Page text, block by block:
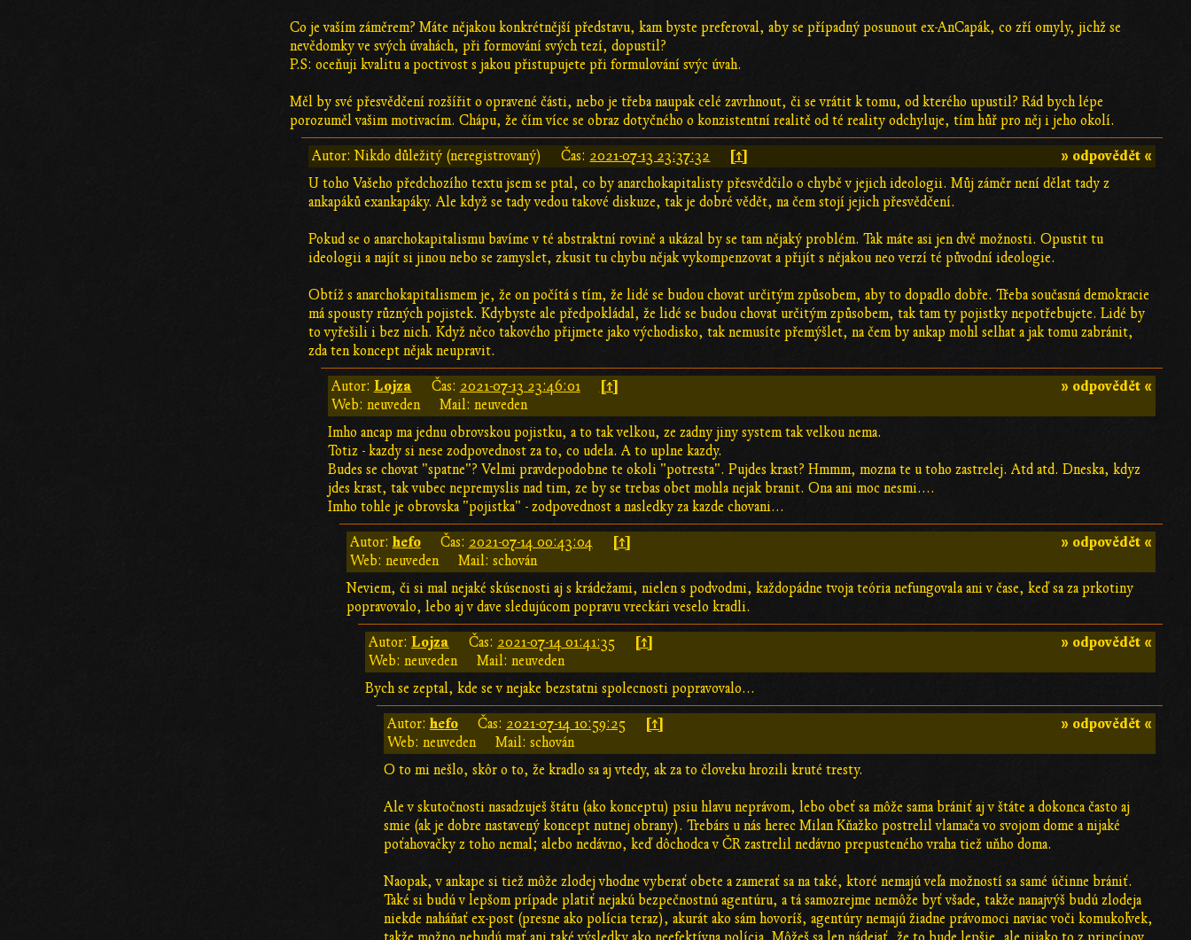
Co je vaším záměrem? Máte nějakou konkrétnější představu, kam byste preferoval, aby se případný posunout ex-AnCapák, co zří omyly, jichž se
nevědomky ve svých úvahách, při formování svých tezí, dopustil?
P.S: oceňuji kvalitu a poctivost s jakou přistupujete při formulování svýc úvah.
Měl by své přesvědčení rozšířit o opravené části, nebo je třeba naupak celé zavrhnout, či se vrátit k tomu, od kterého upustil? Rád bych lépe
porozuměl vašim motivacím. Chápu, že čím více se obraz dotyčného o konzistentní realitě od té reality odchyluje, tím hůř pro něj i jeho okolí.
» odpovědět «
Autor: Nikdo důležitý (neregistrovaný) Čas: 2021-07-13 23:37:32 [↑]
U toho Vašeho předchozího textu jsem se ptal, co by anarchokapitalisty přesvědčilo o chybě v jejich ideologii. Můj záměr není dělat tady z
ankapáků exankapáky. Ale když se tady vedou takové diskuze, tak je dobré vědět, na čem stojí jejich přesvědčení.
Pokud se o anarchokapitalismu bavíme v té abstraktní rovině a ukázal by se tam nějaký problém. Tak máte asi jen dvě možnosti. Opustit tu
ideologii a najít si jinou nebo se zamyslet, zkusit tu chybu nějak vykompenzovat a přijít s nějakou neo verzí té původní ideologie.
Obtíž s anarchokapitalismem je, že on počítá s tím, že lidé se budou chovat určitým způsobem, aby to dopadlo dobře. Třeba současná demokracie
má spousty různých pojistek. Kdybyste ale předpokládal, že lidé se budou chovat určitým způsobem, tak tam ty pojistky nepotřebujete. Lidé by
to vyřešili i bez nich. Když něco takového přijmete jako východisko, tak nemusíte přemýšlet, na čem by ankap mohl selhat a jak tomu zabránit,
zda ten koncept nějak neupravit.
» odpovědět «
Autor: Lojza Čas: 2021-07-13 23:46:01 [↑]
Web: neuveden
Mail: neuveden
Imho ancap ma jednu obrovskou pojistku, a to tak velkou, ze zadny jiny system tak velkou nema.
Totiz - kazdy si nese zodpovednost za to, co udela. A to uplne kazdy.
Budes se chovat "spatne"? Velmi pravdepodobne te okoli "potresta". Pujdes krast? Hmmm, mozna te u toho zastrelej. Atd atd. Dneska, kdyz
jdes krast, tak vubec nepremyslis nad tim, ze by se trebas obet mohla nejak branit. Ona ani moc nesmi....
Imho tohle je obrovska "pojistka" - zodpovednost a nasledky za kazde chovani...
» odpovědět «
Autor:hefo Čas: 2021-07-14 00:43:04 [↑]
Web: neuveden
Mail: schován
Neviem, či si mal nejaké skúsenosti aj s krádežami, nielen s podvodmi, každopádne tvoja teória nefungovala ani v čase, keď sa za prkotiny
popravovalo, lebo aj v dave sledujúcom popravu vreckári veselo kradli.
» odpovědět «
Autor: Lojza Čas: 2021-07-14 01:41:35 [↑]
Web: neuveden
Mail: neuveden
Bych se zeptal, kde se v nejake bezstatni spolecnosti popravovalo...
» odpovědět «
Autor:hefo Čas: 2021-07-14 10:59:25 [↑]
Web: neuveden
Mail: schován
O to mi nešlo, skôr o to, že kradlo sa aj vtedy, ak za to človeku hrozili kruté tresty.
Ale v skutočnosti nasadzuješ štátu (ako konceptu) psiu hlavu neprávom, lebo obeť sa môže sama brániť aj v štáte a dokonca často aj
smie (ak je dobre nastavený koncept nutnej obrany). Trebárs u nás herec Milan Kňažko postrelil vlamača vo svojom dome a nijaké
poťahovačky z toho nemal; alebo nedávno, keď dôchodca v ČR zastrelil nedávno prepusteného vraha tiež uňho doma.
Naopak, v ankape si tiež môže zlodej vhodne vyberať obete a zamerať sa na také, ktoré nemajú veľa možností sa samé účinne brániť.
Také si budú v lepšom prípade platiť nejakú bezpečnostnú agentúru, a tá samozrejme nemôže byť všade, takže nanajvýš budú zlodeja
niekde naháňať ex-post (presne ako polícia teraz), akurát ako sám hovoríš, agentúry nemajú žiadne právomoci naviac voči komukoľvek,